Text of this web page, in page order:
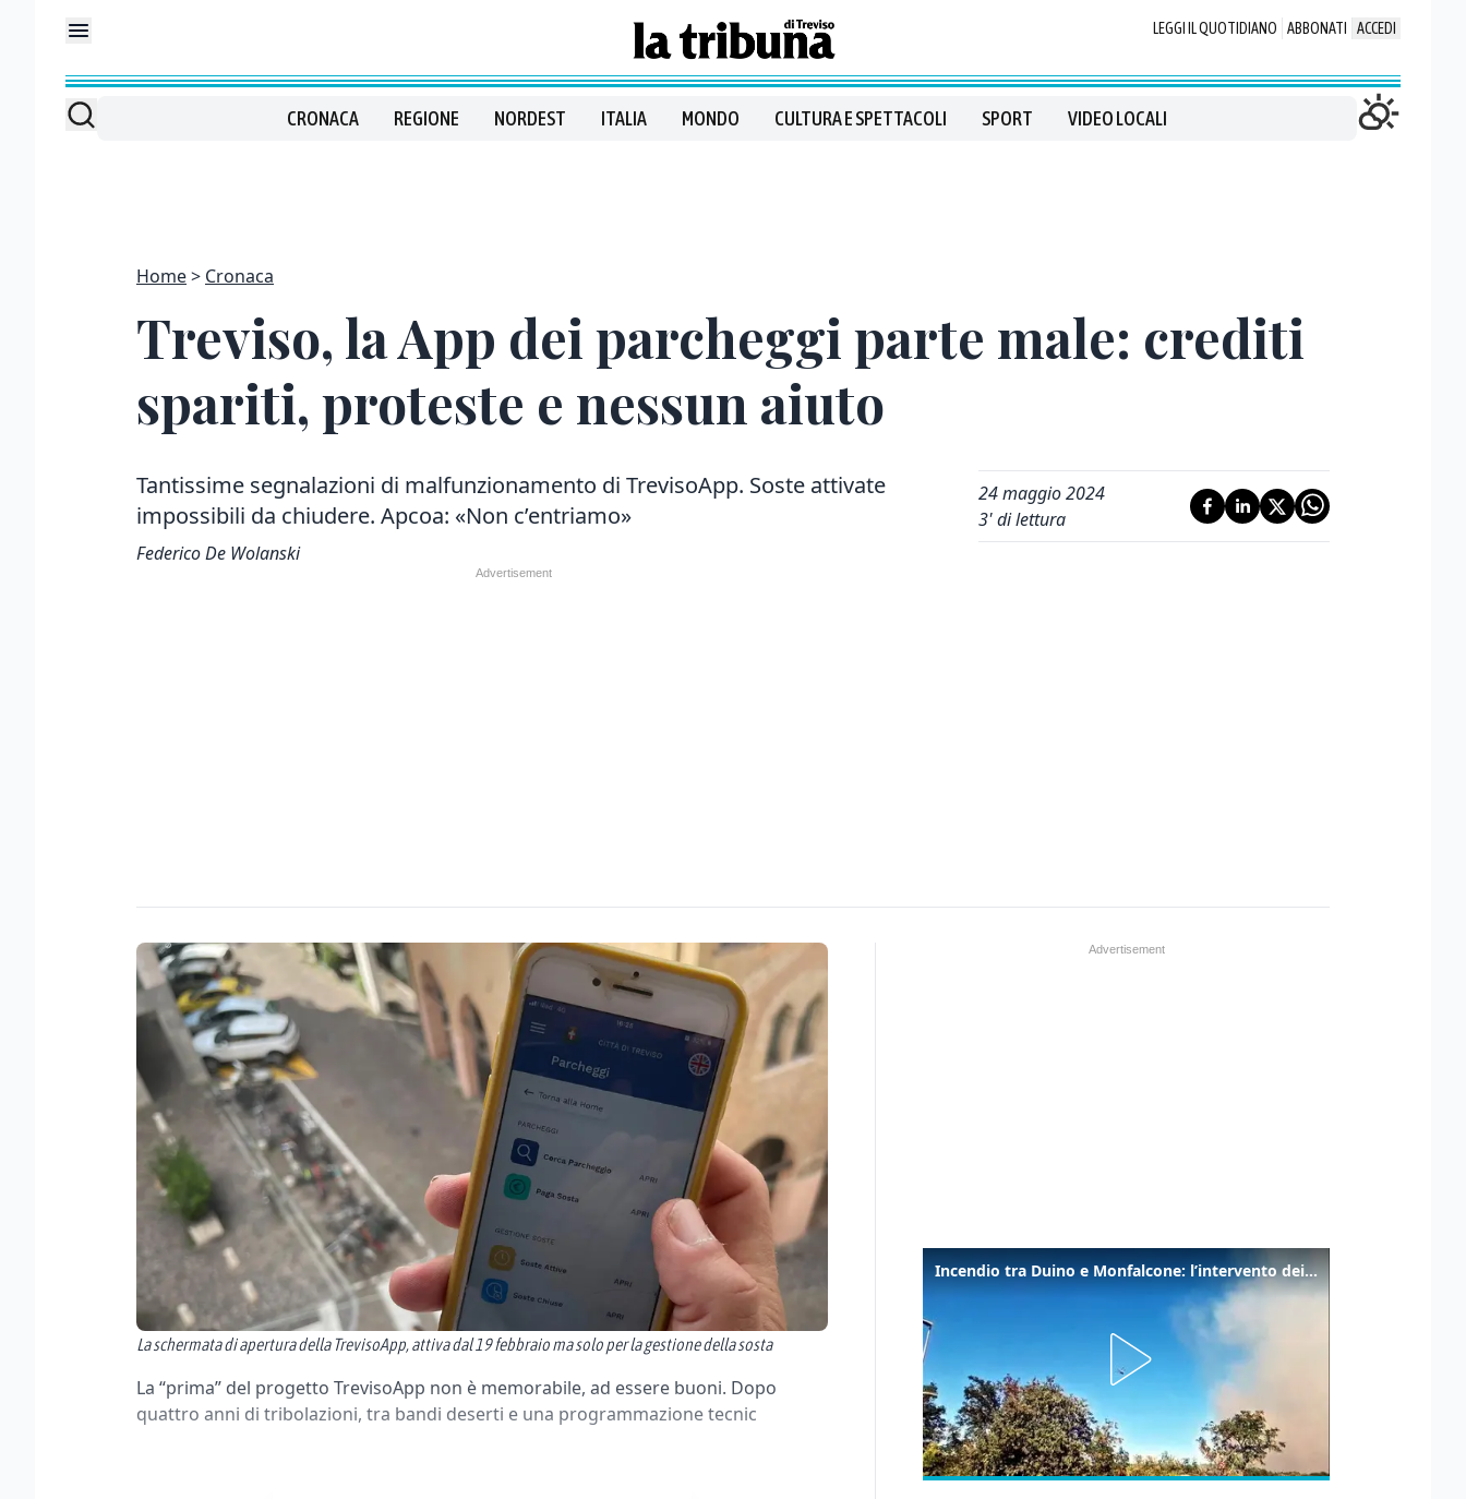
LEGGI IL QUOTIDIANO ABBONATI ACCEDI
CRONACA REGIONE NORDEST ITALIA MONDO CULTURA E SPETTACOLI SPORT VIDEO LOCALI
Home Cronaca
Treviso, la App dei parcheggi parte male: crediti
spariti, proteste e nessun aiuto
Tantissime segnalazioni di malfunzionamento di TrevisoApp. Soste attivate
impossibili da chiudere. Apcoa: «Non c’entriamo»
Federico De Wolanski
24 maggio 2024
3' di lettura
La schermata di apertura della TrevisoApp, attiva dal 19 febbraio ma solo per la gestione della sosta
La “prima” del progetto TrevisoApp non è memorabile, ad essere buoni. Dopo
quattro anni di tribolazioni, tra bandi deserti e una programmazione tecnic
Incendio tra Duino e Monfalcone: l’intervento dei vigili del fuoco